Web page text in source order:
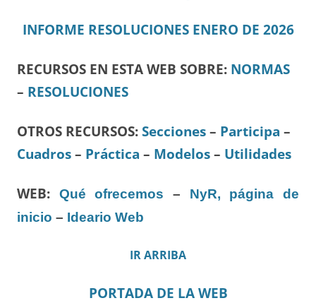
INFORME RESOLUCIONES ENERO DE 2026
RECURSOS EN ESTA WEB SOBRE: NORMAS
– RESOLUCIONES
OTROS RECURSOS: Secciones – Participa –
Cuadros – Práctica – Modelos – Utilidades
WEB: Qué ofrecemos – NyR, página de
inicio – Ideario Web
IR ARRIBA
PORTADA DE LA WEB